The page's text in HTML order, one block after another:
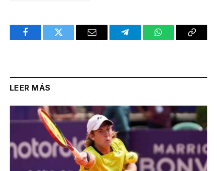
FacebookTwitter Email TelegramWhatsAppCopy
LEER MÁS